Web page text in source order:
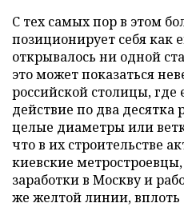
С тех самых пор в этом
позиционирует себя как
открывалось ни одной
это может показаться
российской столицы, где
действие по два
целые диаметры или
что в их строительстве
киевские
заработки в Москву и
же желтой линии, вплоть